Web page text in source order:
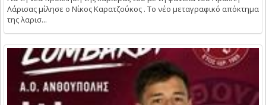
Λάρισας μίλησε ο Νίκος Καρατζούκος . Το νέο μεταγραφικό απόκτημα
της λαρισ...